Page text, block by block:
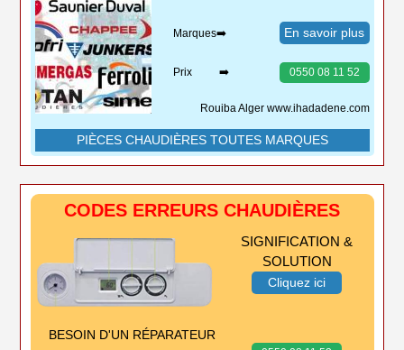
Marques➡️ En savoir plus
Prix ➡️ 0550 08 11 52
Rouiba Alger www.ihadadene.com
PIÈCES CHAUDIÈRES TOUTES MARQUES
CODES ERREURS CHAUDIÈRES
SIGNIFICATION &
SOLUTION
Cliquez ici
BESOIN D'UN RÉPARATEUR